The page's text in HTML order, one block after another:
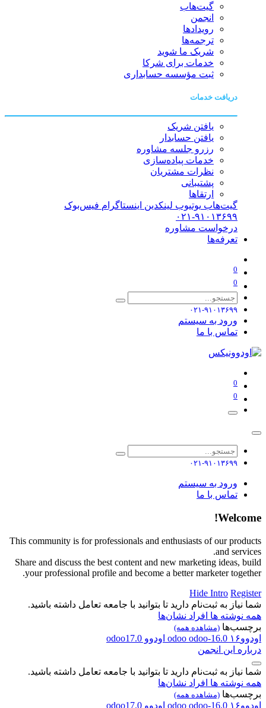
گیت‌هاب
انجمن
رویدادها
ترجمه‌ها
شریک ما شوید
خدمات برای شرکا
ثبت مؤسسه حسابداری
دریافت خدمات
یافتن شریک
یافتن حسابدار
رزرو جلسه مشاوره
خدمات پیاده‌سازی
نظرات مشتریان
پشتیبانی
ارتقاها
گیت‌هاب یوتیوب لینکدین اینستاگرام فیس‌بوک
۰۲۱-۹۱۰۱۳۶۹۹
درخواست مشاوره
تعرفه‌ها
0
0
۰۲۱-۹۱۰۱۳۶۹۹
ورود به سیستم
تماس با ما
0
0
۰۲۱-۹۱۰۱۳۶۹۹
ورود به سیستم
تماس با ما
Welcome!
This community is for professionals and enthusiasts of our products
and services.
Share and discuss the best content and new marketing ideas, build
your professional profile and become a better marketer together.
Hide Intro Register
شما نیاز به ثبت‌نام دارید تا بتوانید با جامعه تعامل داشته باشید.
همه نوشته ها افراد نشان‌ها
برچسب‌ها (مشاهده همه)
اودوو۱۶ odoo odoo-16.0 اودوو odoo17.0
درباره این انجمن
شما نیاز به ثبت‌نام دارید تا بتوانید با جامعه تعامل داشته باشید.
همه نوشته ها افراد نشان‌ها
برچسب‌ها (مشاهده همه)
اودوو۱۶ odoo odoo-16.0 اودوو odoo17.0